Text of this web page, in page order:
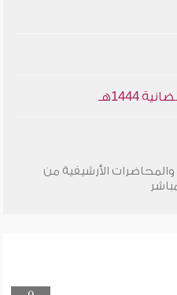
الأرشيفية من